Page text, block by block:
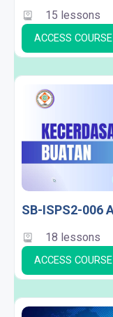
15 lessons
ACCESS COURSE
18 lessons
ACCESS COURSE